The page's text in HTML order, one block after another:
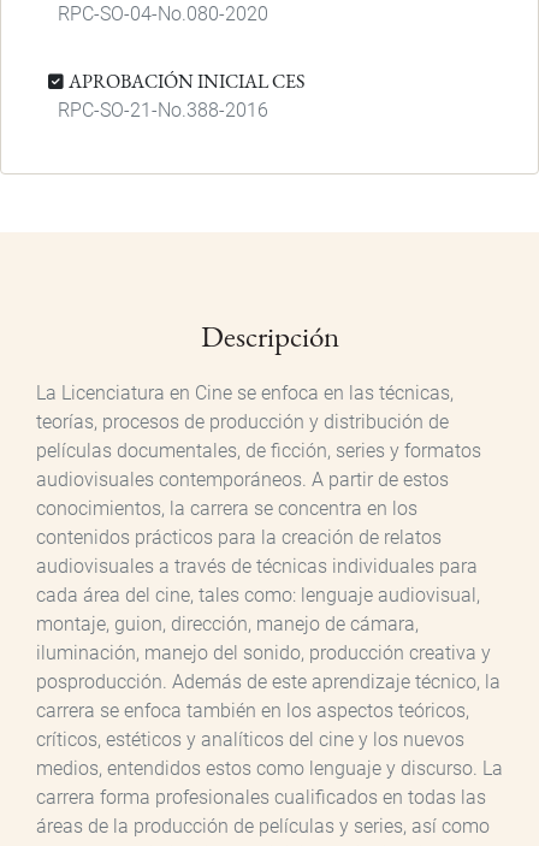
RPC-SO-04-No.080-2020
APROBACIÓN INICIAL CES
RPC-SO-21-No.388-2016
Descripción
La Licenciatura en Cine se enfoca en las técnicas,
teorías, procesos de producción y distribución de
películas documentales, de ficción, series y formatos
audiovisuales contemporáneos. A partir de estos
conocimientos, la carrera se concentra en los
contenidos prácticos para la creación de relatos
audiovisuales a través de técnicas individuales para
cada área del cine, tales como: lenguaje audiovisual,
montaje, guion, dirección, manejo de cámara,
iluminación, manejo del sonido, producción creativa y
posproducción. Además de este aprendizaje técnico, la
carrera se enfoca también en los aspectos teóricos,
críticos, estéticos y analíticos del cine y los nuevos
medios, entendidos estos como lenguaje y discurso. La
carrera forma profesionales cualificados en todas las
áreas de la producción de películas y series, así como